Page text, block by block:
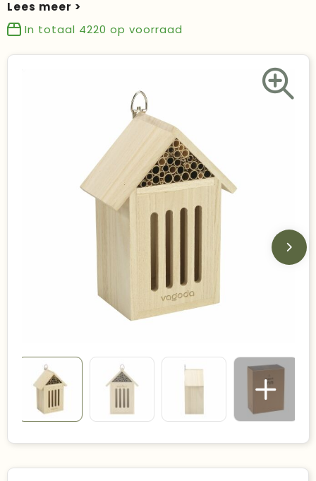
Geschenken
Kantoorartikelen
Duurzame keuzes
Made in Europe
Recycled
In totaal 4220 op voorraad